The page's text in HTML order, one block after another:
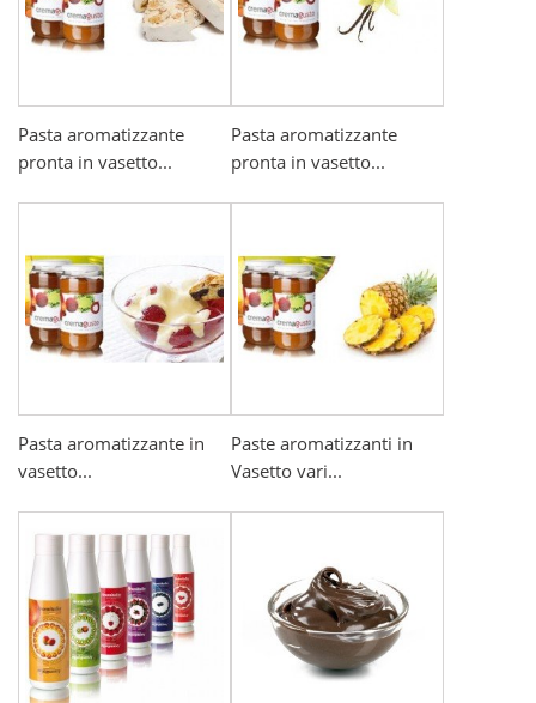
Pasta aromatizzante
pronta in vasetto...
Pasta aromatizzante
pronta in vasetto...
Pasta aromatizzante in
vasetto...
Paste aromatizzanti in
Vasetto vari...